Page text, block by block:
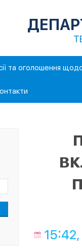
та оголошення